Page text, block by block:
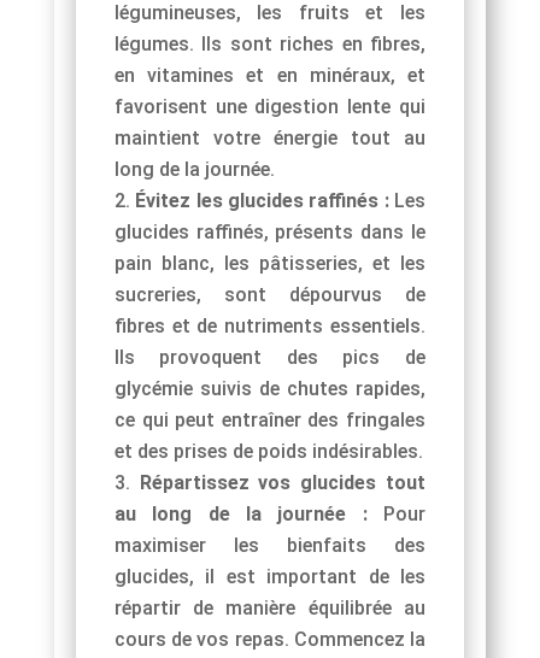
légumineuses, les fruits et les
légumes. Ils sont riches en fibres,
en vitamines et en minéraux, et
favorisent une digestion lente qui
maintient votre énergie tout au
long de la journée.
Évitez les glucides raffinés :Les
glucides raffinés, présents dans le
pain blanc, les pâtisseries, et les
sucreries, sont dépourvus de
fibres et de nutriments essentiels.
Ils provoquent des pics de
glycémie suivis de chutes rapides,
ce qui peut entraîner des fringales
et des prises de poids indésirables.
Répartissez vos glucides tout
au long de la journée :Pour
maximiser les bienfaits des
glucides, il est important de les
répartir de manière équilibrée au
cours de vos repas. Commencez la